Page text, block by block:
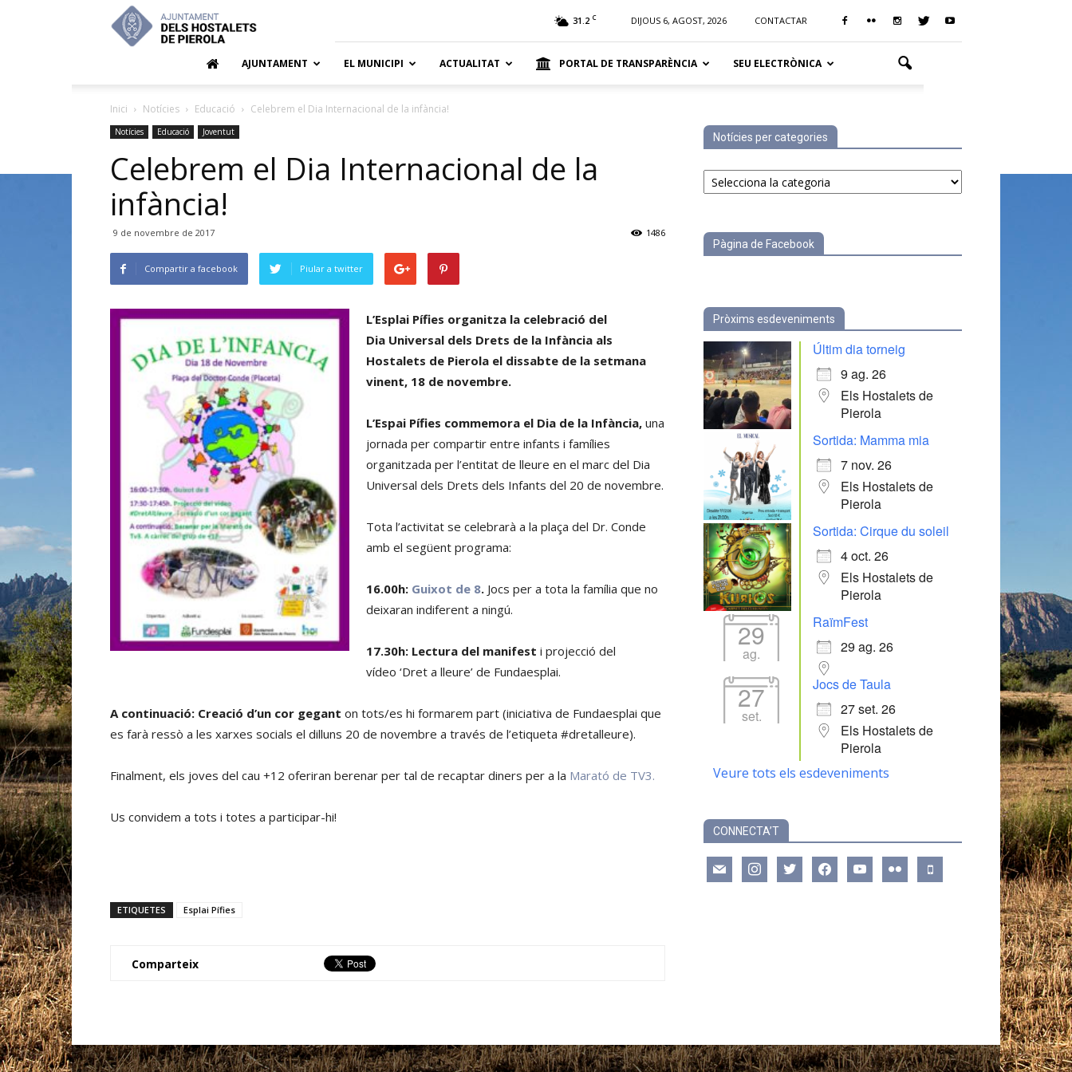
Hostalets
de
31.2 C DIJOUS 6, AGOST, 2026 CONTACTAR
AJUNTAMENT EL MUNICIPI ACTUALITAT PORTAL DE TRANSPARÈNCIA SEU ELECTRÒNICA
Inici Notícies Educació Celebrem el Dia Internacional de la infància!
Notícies Educació Joventut
Celebrem el Dia Internacional de la
infància!
9 de novembre de 2017 1486
Compartir a facebook Piular a twitter
L’Esplai Pífies organitza la celebració del
Dia Universal dels Drets de la Infància als
Hostalets de Pierola el dissabte de la setmana
vinent, 18 de novembre.
L’Espai Pífies commemora el Dia de la Infància, una
jornada per compartir entre infants i famílies
organitzada per l’entitat de lleure en el marc del Dia
Universal dels Drets dels Infants del 20 de novembre.
Tota l’activitat se celebrarà a la plaça del Dr. Conde
amb el següent programa:
16.00h: Guixot de 8. Jocs per a tota la família que no
deixaran indiferent a ningú.
17.30h: Lectura del manifest i projecció del
vídeo ‘Dret a lleure’ de Fundaesplai.
A continuació: Creació d’un cor gegant on tots/es hi formarem part (iniciativa de Fundaesplai que
es farà ressò a les xarxes socials el dilluns 20 de novembre a través de l’etiqueta #dretalleure).
Finalment, els joves del cau +12 oferiran berenar per tal de recaptar diners per a la Marató de TV3.
Us convidem a tots i totes a participar-hi!
ETIQUETES Esplai Pífies
Comparteix
Notícies per categories
Notícies
per
Pàgina de Facebook
Pròxims esdeveniments
Últim dia torneig
9 ag. 26
Els Hostalets de
Pierola
Sortida: Mamma mia
7 nov. 26
Els Hostalets de
Pierola
Sortida: Cirque du soleil
4 oct. 26
Els Hostalets de
Pierola
29
ag.
RaïmFest
29 ag. 26
27
set.
Jocs de Taula
27 set. 26
Els Hostalets de
Pierola
Veure tots els esdeveniments
CONNECTA’T
mail instagramtwitter facebookyoutube flickr mobile